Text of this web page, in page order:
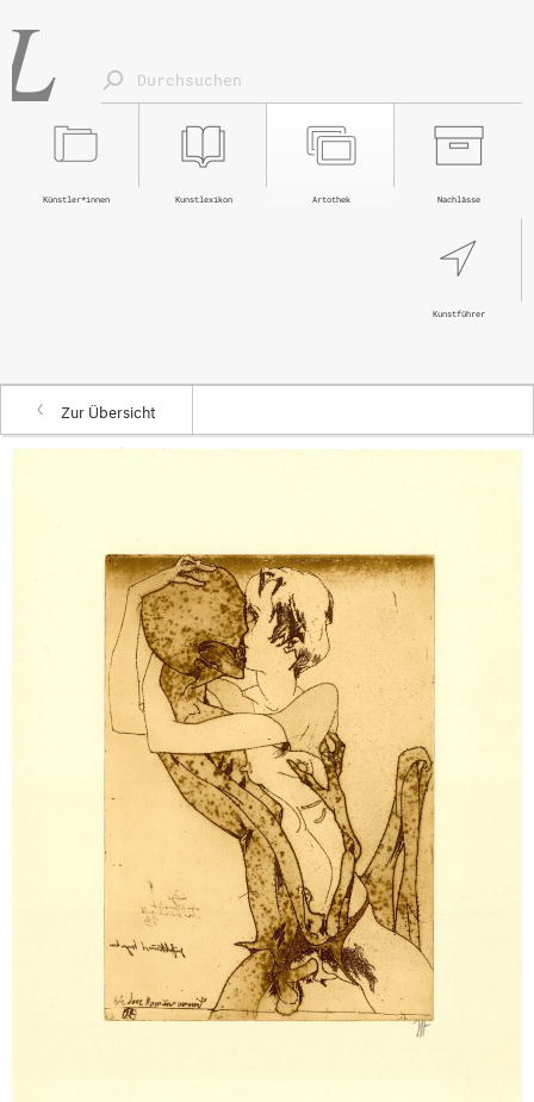
Nachlässe
Artothek
Kunstlexikon
Künstler*innen
Kunstführer
Zur Übersicht